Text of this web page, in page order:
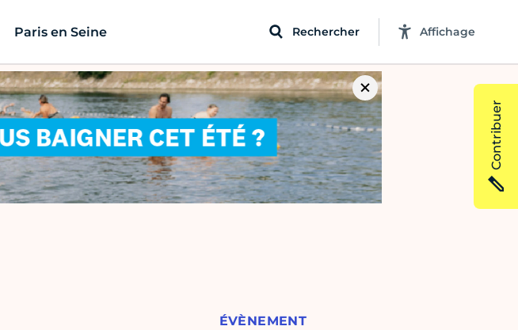
Paris en Seine Rechercher Affichage
ÉVÈNEMENT
Contribuer